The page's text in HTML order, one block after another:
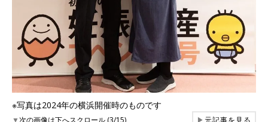
※写真は2024年の横浜開催時のものです
▼次の画像は下へスクロール (3/15) ▶元記事を見る